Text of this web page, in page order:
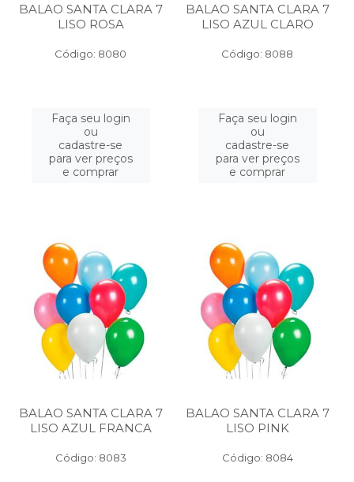
BALAO SANTA CLARA 7
LISO ROSA
Código: 8080
Faça seu login
ou
cadastre-se
para ver preços
e comprar
BALAO SANTA CLARA 7
LISO AZUL CLARO
Código: 8088
Faça seu login
ou
cadastre-se
para ver preços
e comprar
BALAO SANTA CLARA 7
LISO AZUL FRANCA
Código: 8083
BALAO SANTA CLARA 7
LISO PINK
Código: 8084